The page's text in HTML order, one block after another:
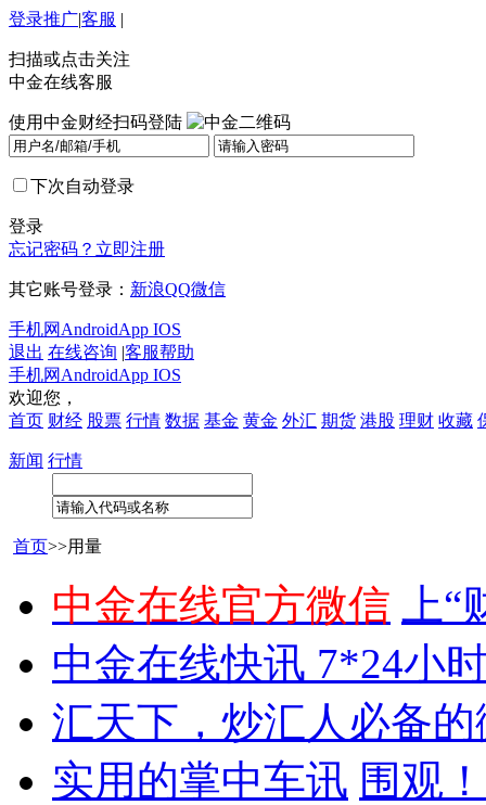
登录推广|客服 |
扫描或点击关注
中金在线客服
使用中金财经扫码登陆
下次自动登录
登录
忘记密码？ 立即注册
其它账号登录： 新浪QQ微信
手机网 AndroidApp IOS
退出 在线咨询 |客服帮助
手机网 AndroidApp IOS
欢迎您，
首页 财经 股票 行情 数据 基金 黄金 外汇 期货 港股 理财 收藏
新闻 行情
首页>>用量
中金在线官方微信
上
中金在线快讯 7*24小
汇天下，炒汇人必备
实用的掌中车讯 围观